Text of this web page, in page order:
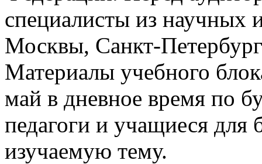
специалисты из научных
Москвы, Санкт-
Материалы учебного
май в дневное время по
педагоги и учащиеся для
изучаемую тему.